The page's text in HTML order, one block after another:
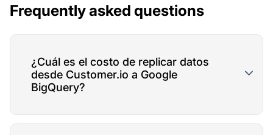
Frequently asked questions
¿Cuál es el costo de replicar datos
desde Customer.io a Google
BigQuery?